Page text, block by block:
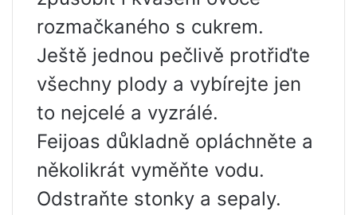
rozmačkaného s cukrem.
Ještě jednou pečlivě protřiďte
všechny plody a vybírejte jen
to nejcelé a vyzrálé.
Feijoas důkladně opláchněte a
několikrát vyměňte vodu.
Odstraňte stonky a sepaly.